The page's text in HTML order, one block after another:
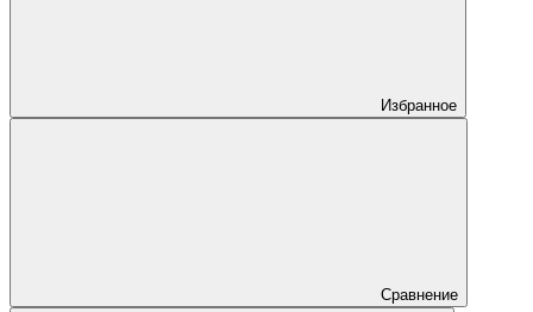
Избранное
Сравнение